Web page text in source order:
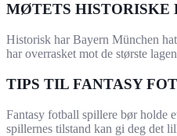
MØTETS HISTORISKE
Historisk har Bayern München
har overrasket mot de største
TIPS TIL FANTASY
Fantasy fotball spillere bør holde
spillernes tilstand kan gi deg det